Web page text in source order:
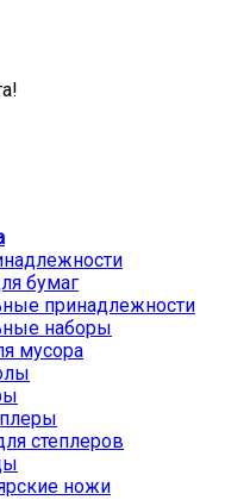
бумаг
принадлежности
наборы
мусора
степлеров
ножи